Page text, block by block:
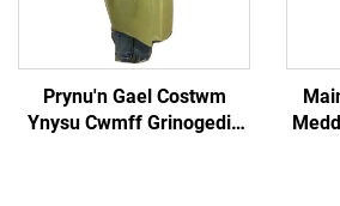
Prynu'n Gael Costwm
Ynysu Cwmff Grinogedig